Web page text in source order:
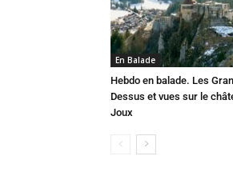
En Balade
Hebdo en balade. Les
Dessus et vues sur le
Joux